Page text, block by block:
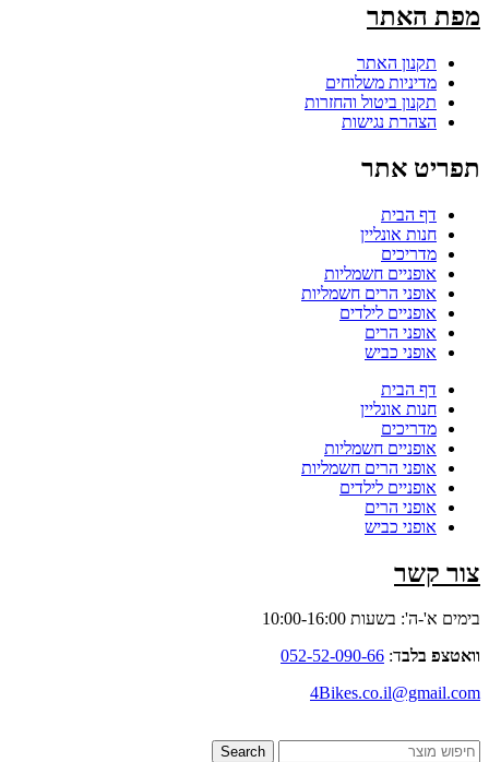
מפת האתר
תקנון האתר
מדיניות משלוחים
תקנון ביטול והחזרות
הצהרת נגישות
תפריט אתר
דף הבית
חנות אונליין
מדריכים
אופניים חשמליות
אופני הרים חשמליות
אופניים לילדים
אופני הרים
אופני כביש
דף הבית
חנות אונליין
מדריכים
אופניים חשמליות
אופני הרים חשמליות
אופניים לילדים
אופני הרים
אופני כביש
צור קשר
בימים א'-ה': בשעות 10:00-16:00
וואטצפ בלבד: 052-52-090-66
4Bikes.co.il@gmail.com
Search